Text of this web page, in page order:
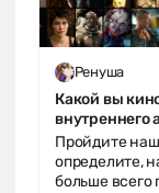
Ренуша
Какой вы
внутреннего
Пройдите
определите,
больше всего